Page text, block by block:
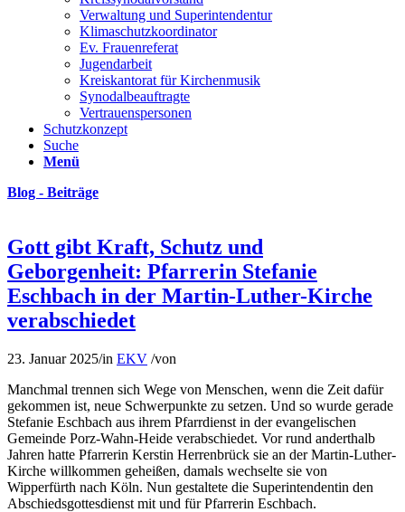
Verwaltung und Superintendentur
Klimaschutzkoordinator
Ev. Frauenreferat
Jugendarbeit
Kreiskantorat für Kirchenmusik
Synodalbeauftragte
Vertrauenspersonen
Schutzkonzept
Suche
Menü
Blog - Beiträge
Gott gibt Kraft, Schutz und
Geborgenheit: Pfarrerin Stefanie
Eschbach in der Martin-Luther-Kirche
verabschiedet
23. Januar 2025/in EKV /von
Manchmal trennen sich Wege von Menschen, wenn die Zeit dafür
gekommen ist, neue Schwerpunkte zu setzen. Und so wurde gerade
Stefanie Eschbach aus ihrem Pfarrdienst in der evangelischen
Gemeinde Porz-Wahn-Heide verabschiedet. Vor rund anderthalb
Jahren hatte Pfarrerin Kerstin Herrenbrück sie an der Martin-Luther-
Kirche willkommen geheißen, damals wechselte sie von
Wipperfürth nach Köln. Nun gestaltete die Superintendentin den
Abschiedsgottesdienst mit und für Pfarrerin Eschbach.